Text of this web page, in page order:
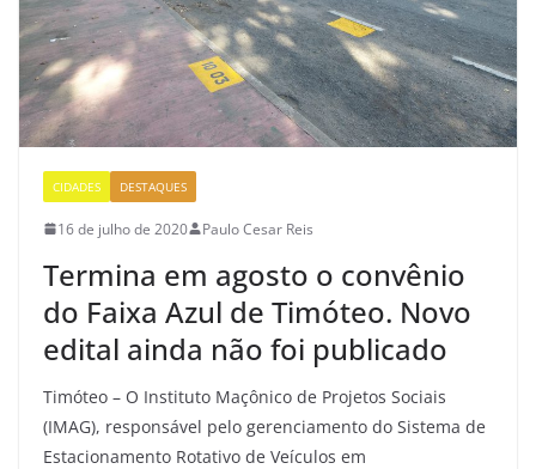
CIDADES DESTAQUES
16 de julho de 2020 Paulo Cesar Reis
Termina em agosto o convênio
do Faixa Azul de Timóteo. Novo
edital ainda não foi publicado
Timóteo – O Instituto Maçônico de Projetos Sociais
(IMAG), responsável pelo gerenciamento do Sistema de
Estacionamento Rotativo de Veículos em